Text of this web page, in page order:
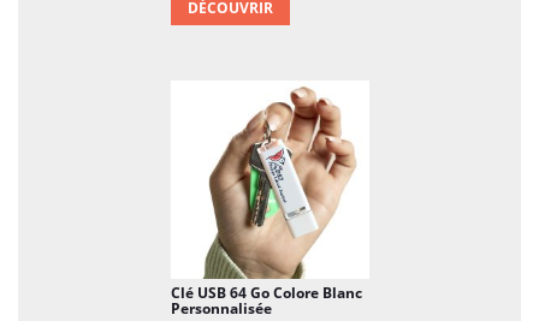
DÉCOUVRIR
Clé USB 64 Go Colore Blanc
Personnalisée